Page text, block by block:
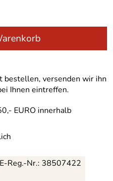
versenden wir ihn
Ihnen eintreffen.
EURO innerhalb
Reg.-Nr.: 38507422